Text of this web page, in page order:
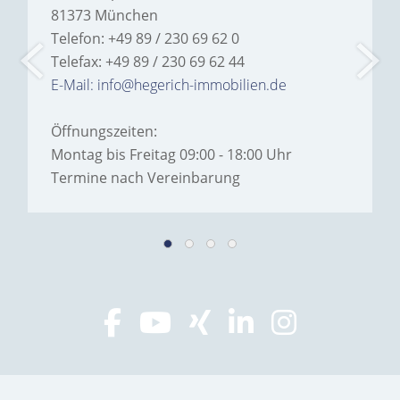
81373 München
Telefon: +49 89 / 230 69 62 0
Telefax: +49 89 / 230 69 62 44
E-Mail: info@hegerich-immobilien.de
Öffnungszeiten:
Montag bis Freitag 09:00 - 18:00 Uhr
Termine nach Vereinbarung